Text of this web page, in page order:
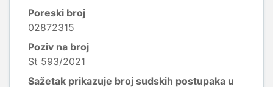
Poreski broj
02872315
Poziv na broj
St 593/2021
Sažetak prikazuje broj sudskih postupaka u